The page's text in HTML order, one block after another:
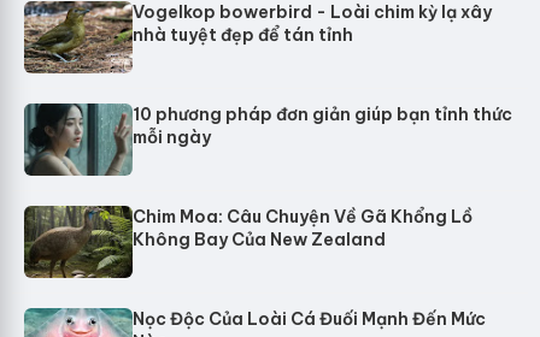
Vogelkop bowerbird - Loài chim kỳ lạ xây
nhà tuyệt đẹp để tán tỉnh
10 phương pháp đơn giản giúp bạn tỉnh thức
mỗi ngày
Chim Moa: Câu Chuyện Về Gã Khổng Lồ
Không Bay Của New Zealand
Nọc Độc Của Loài Cá Đuối Mạnh Đến Mức